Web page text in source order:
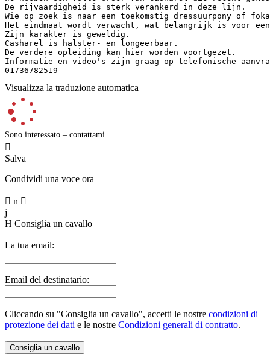
De rijvaardigheid is sterk verankerd in deze lijn.
Wie op zoek is naar een toekomstig dressuurpony of
Het eindmaat wordt verwacht, wat belangrijk is voor
Zijn karakter is geweldig.
Casharel is halster- en longeerbaar.
De verdere opleiding kan hier worden voortgezet.
Informatie en video's zijn graag op telefonische
01736782519
Visualizza la traduzione automatica
Sono interessato – contattami

Salva
Condividi una voce ora
 n 
j
H Consiglia un cavallo
La tua email:
Email del destinatario:
Cliccando su "Consiglia un cavallo", accetti le nostre condizioni di
protezione dei dati e le nostre Condizioni generali di contratto.